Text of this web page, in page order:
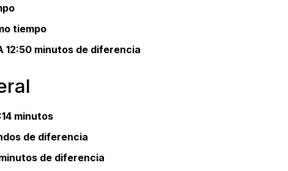
tiempo
12:50 minutos de diferencia
minutos
de diferencia
de diferencia